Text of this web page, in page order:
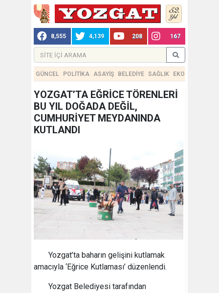
8,555 4,139 208 167
GÜNCEL POLİTİKA ASAYİŞ BELEDİYE SAĞLIK EKONOMİ
YOZGAT’TA EĞRİCE TÖRENLERİ
BU YIL DOĞADA DEĞİL,
CUMHURİYET MEYDANINDA
KUTLANDI
Yozgat’ta baharın gelişini kutlamak
amacıyla ‘Eğrice Kutlaması’ düzenlendi.
Yozgat Belediyesi tarafından